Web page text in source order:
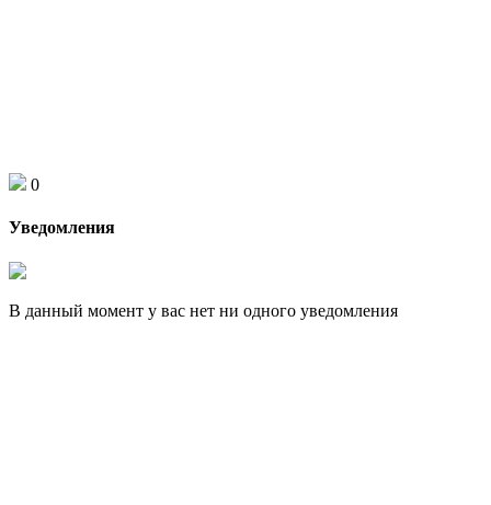
0
Уведомления
В данный момент у вас нет ни одного уведомления